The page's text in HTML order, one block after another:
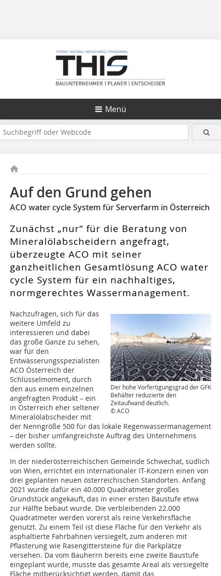
Menü
Auf den Grund gehen
ACO water cycle System für Serverfarm in Österreich
Zunächst „nur“ für die Beratung von
Mineralölabscheidern angefragt,
überzeugte ACO mit seiner
ganzheitlichen Gesamtlösung ACO water
cycle System für ein nachhaltiges,
normgerechtes Wassermanagement.
Der hohe Vorfertigungsgrad der GFK
Behälter reduzierte den
Zeitaufwand deutlich.
© ACO
Nachzufragen, sich für das
weitere Umfeld zu
interessieren und dabei
das große Ganze zu sehen,
war für den
Entwässerungsspezialisten
ACO Österreich der
Schlüsselmoment, durch
den aus einem einzelnen
angefragten Produkt – ein
in Österreich eher seltener
Mineralölabscheider mit
der Nenngröße 500 für das lokale Regenwassermanagement
– der bisher umfangreichste Auftrag des Unternehmens
werden sollte.
In der niederösterreichischen Gemeinde Schwechat, südlich
von Wien, errichtet ein internationaler IT-Konzern einen von
drei geplanten neuen österreichischen Standorten. Anfang
2021 wurde dafür ein 40.000 Quadratmeter großes
Grundstück angekauft, das in einer ersten Baustufe etwa
zur Hälfte bebaut wurde. Die verbleibenden 22.000
Quadratmeter werden vorerst als reine Verkehrsfläche
genutzt. Zu einem Teil ist diese Fläche für den Verkehr als
asphaltierte Fahrbahnen versiegelt, zum anderen mit
Pflasterung wie Rasengittersteine für die Parkplätze
versehen. Da vom Bauherrn bereits eine zweite Baustufe
eingeplant wurde, musste das gesamte Areal als versiegelte
Fläche mitberücksichtigt werden, damit das